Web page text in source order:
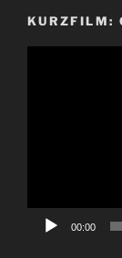
KURZFILM:
00:00